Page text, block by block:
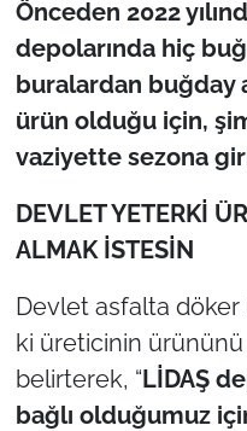
Önceden 2022
depolarında hiç
buralardan buğday
ürün olduğu için,
vaziyette sezona
DEVLET YETERKİ
ALMAK İSTESİN
Devlet asfalta döker
ki üreticinin
belirterek, “LİDAŞ
bağlı olduğumuz